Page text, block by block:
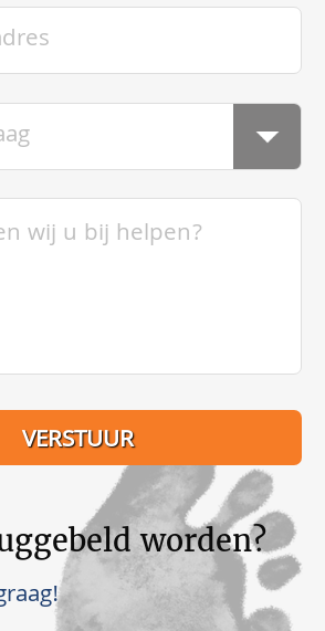
worden?